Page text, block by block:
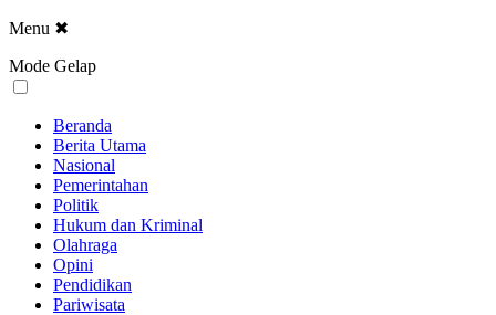
Menu ✖
Mode Gelap
Beranda
Berita Utama
Nasional
Pemerintahan
Politik
Hukum dan Kriminal
Olahraga
Opini
Pendidikan
Pariwisata